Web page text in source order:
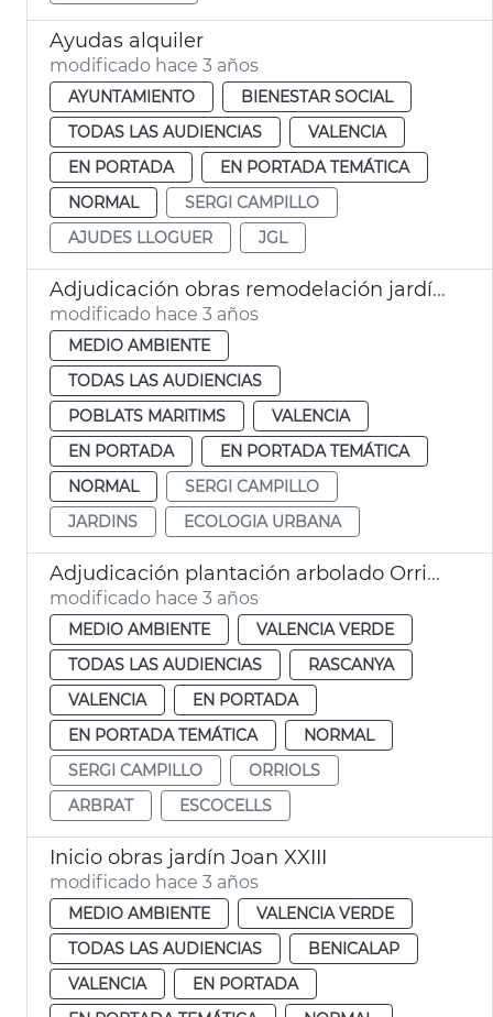
Ayudas alquiler
modificado hace 3 años
AYUNTAMIENTO
BIENESTAR SOCIAL
TODAS LAS AUDIENCIAS
VALENCIA
EN PORTADA
EN PORTADA TEMÁTICA
NORMAL
SERGI CAMPILLO
AJUDES LLOGUER
JGL
Adjudicación obras remodelación jardín Doctor Lluch
modificado hace 3 años
MEDIO AMBIENTE
TODAS LAS AUDIENCIAS
POBLATS MARITIMS
VALENCIA
EN PORTADA
EN PORTADA TEMÁTICA
NORMAL
SERGI CAMPILLO
JARDINS
ECOLOGIA URBANA
Adjudicación plantación arbolado Orriols
modificado hace 3 años
MEDIO AMBIENTE
VALENCIA VERDE
TODAS LAS AUDIENCIAS
RASCANYA
VALENCIA
EN PORTADA
EN PORTADA TEMÁTICA
NORMAL
SERGI CAMPILLO
ORRIOLS
ARBRAT
ESCOCELLS
Inicio obras jardín Joan XXIII
modificado hace 3 años
MEDIO AMBIENTE
VALENCIA VERDE
TODAS LAS AUDIENCIAS
BENICALAP
VALENCIA
EN PORTADA